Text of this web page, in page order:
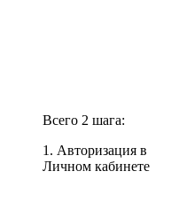
Всего 2 шага:
1. Авторизация в
Личном кабинете